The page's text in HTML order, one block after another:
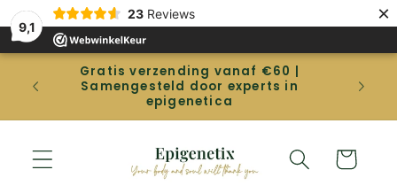
9,1
23 Reviews ×
Meteen
naar de
content
Gratis verzending vanaf €60 |
Samengesteld door experts in
epigenetica